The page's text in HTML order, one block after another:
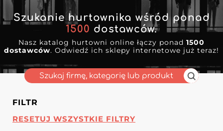
Szukanie hurtownika wśród ponad
1500 dostawców.
Nasz katalog hurtowni online łączy ponad 1500
dostawców. Odwiedź ich sklepy internetowe już teraz!
FILTR
RESETUJ WSZYSTKIE FILTRY